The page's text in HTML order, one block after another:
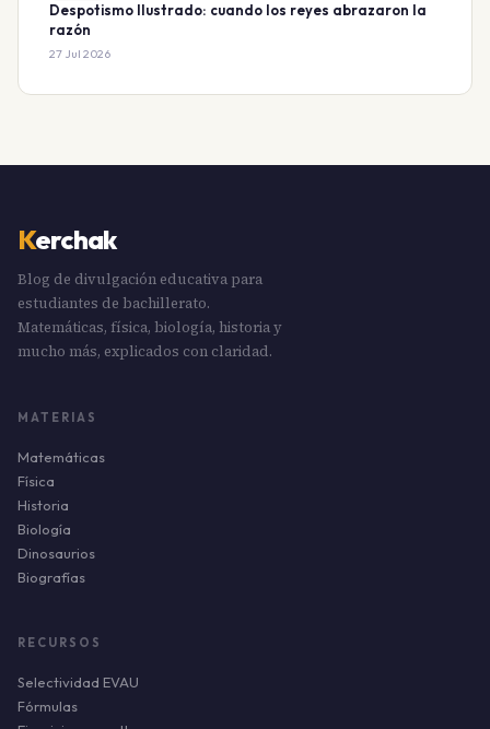
Despotismo Ilustrado: cuando los reyes abrazaron la
razón
27 Jul 2026
Kerchak
Blog de divulgación educativa para
estudiantes de bachillerato.
Matemáticas, física, biología, historia y
mucho más, explicados con claridad.
MATERIAS
Matemáticas
Física
Historia
Biología
Dinosaurios
Biografías
RECURSOS
Selectividad EVAU
Fórmulas